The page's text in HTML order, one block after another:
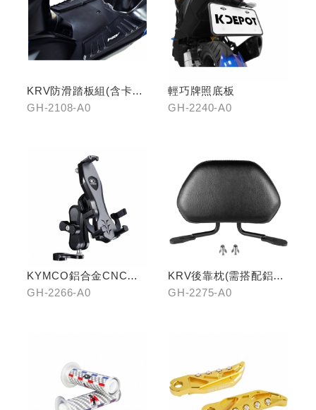
KRV防滑踏板組(含卡夢
飾片)
GH-2108-A0
輕巧牌照底板
GH-2240-A0
KYMCO鋁合金CNC減
震手機架
GH-2266-A0
KRV後靠枕(需搭配鋁合
金扶手)
GH-2275-A0